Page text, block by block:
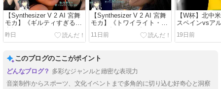
【Synthesizer V 2 AI 宮舞
モカ】《ギルティすぎる彼
女》──2026年オリジナル
新曲第11弾
昨日
【Synthesizer V 2 AI 宮舞
モカ】《トワイライト・フ
ェイス》──2026年オリジ
ナル新曲第10弾
11日前
【W杯】北中
スペインvsア
スペインが再
る
19日前
このブログのここがポイント
多彩なジャンルと緻密な表現力
音楽制作からスポーツ、文化イベントまで多角的に切り込む好奇心と洞察